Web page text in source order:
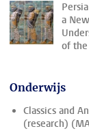
a
of
Onderwijs
Classics and
(research)